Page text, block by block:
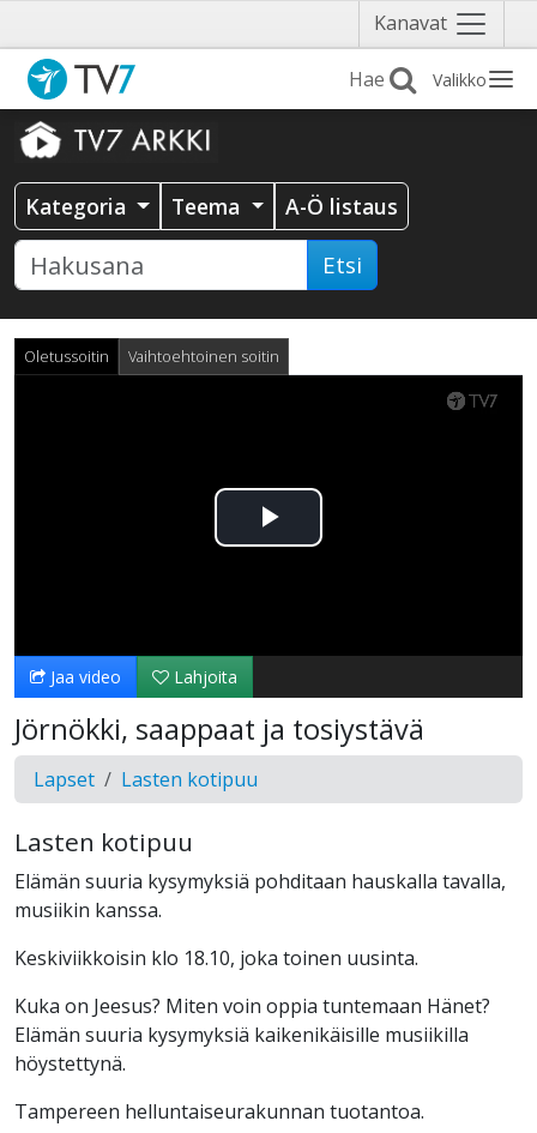
Kanavat Näytä
valikko
Valikko
Kategoria Teema A-Ö listaus
Etsi
Oletussoitin Vaihtoehtoinen soitin
Toista
Jaa video Lahjoita
Jörnökki, saappaat ja tosiystävä
Lapset Lasten kotipuu
Lasten kotipuu
Elämän suuria kysymyksiä pohditaan hauskalla tavalla,
musiikin kanssa.
Keskiviikkoisin klo 18.10, joka toinen uusinta.
Kuka on Jeesus? Miten voin oppia tuntemaan Hänet?
Elämän suuria kysymyksiä kaikenikäisille musiikilla
höystettynä.
Tampereen helluntaiseurakunnan tuotantoa.